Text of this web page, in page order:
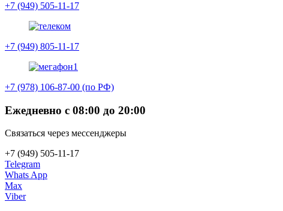
+7 (949) 505-11-17
+7 (949) 805-11-17
+7 (978) 106-87-00 (по РФ)
Ежедневно с 08:00 до 20:00
Связаться через мессенджеры
+7 (949) 505-11-17
Telegram
Whats App
Max
Viber